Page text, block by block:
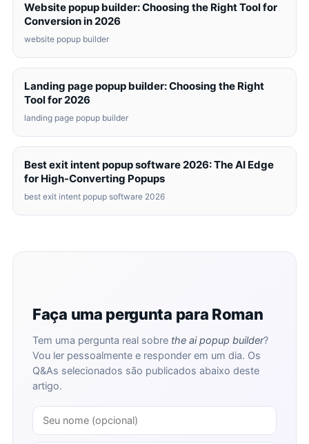
Website popup builder: Choosing the Right Tool for
Conversion in 2026
website popup builder
Landing page popup builder: Choosing the Right
Tool for 2026
landing page popup builder
Best exit intent popup software 2026: The AI Edge
for High-Converting Popups
best exit intent popup software 2026
Faça uma pergunta para Roman
Tem uma pergunta real sobre the ai popup builder?
Vou ler pessoalmente e responder em um dia. Os
Q&As selecionados são publicados abaixo deste
artigo.